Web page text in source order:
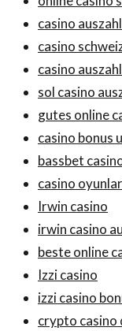
casino
casino
casino
sol casino
gutes online
casino bonus
bassbet
casino
Irwin casino
irwin casino
beste online
Izzi casino
izzi casino
crypto casino